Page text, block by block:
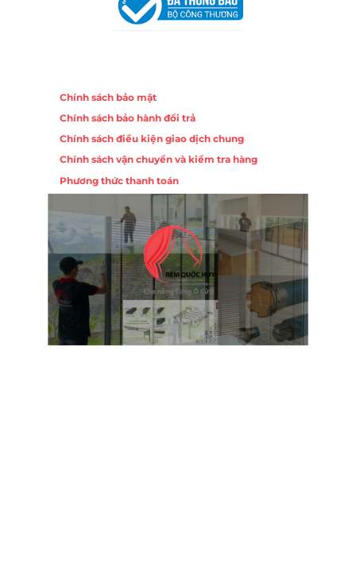
Chính sách bảo mật
Chính sách bảo hành đổi trả
Chính sách điều kiện giao dịch chung
Chính sách vận chuyển và kiểm tra hàng
Phương thức thanh toán